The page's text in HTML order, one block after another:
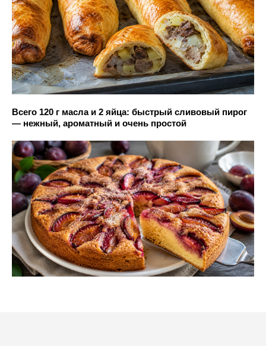
Всего 120 г масла и 2 яйца: быстрый сливовый пирог
— нежный, ароматный и очень простой